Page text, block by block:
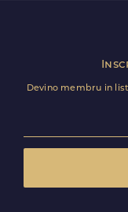
Devino membru in